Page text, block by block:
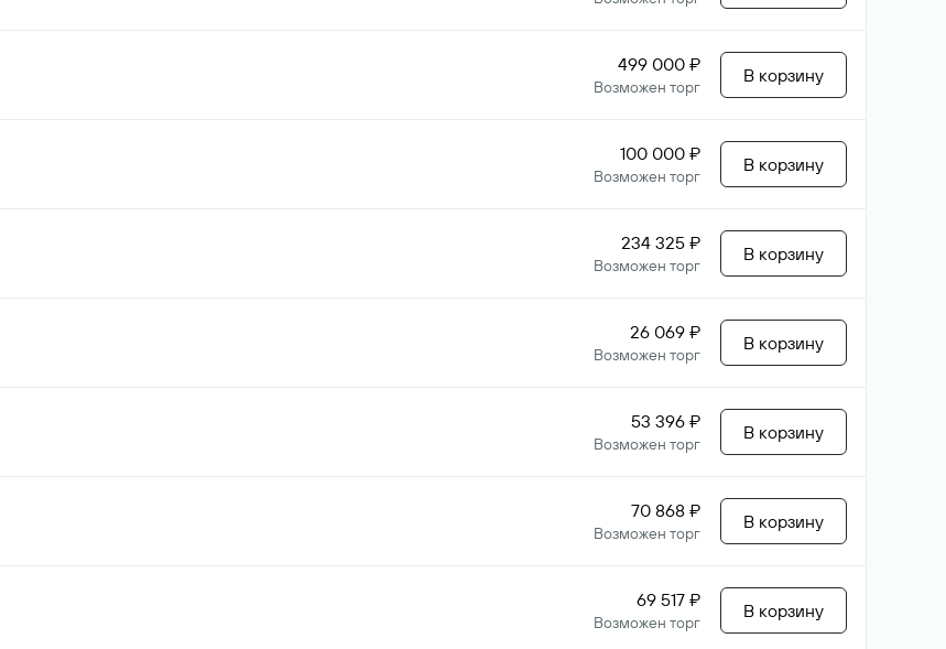
499 000 ₽
Возможен торг
В корзину
100 000 ₽
Возможен торг
В корзину
234 325 ₽
Возможен торг
В корзину
26 069 ₽
Возможен торг
В корзину
53 396 ₽
Возможен торг
В корзину
70 868 ₽
Возможен торг
В корзину
69 517 ₽
Возможен торг
В корзину